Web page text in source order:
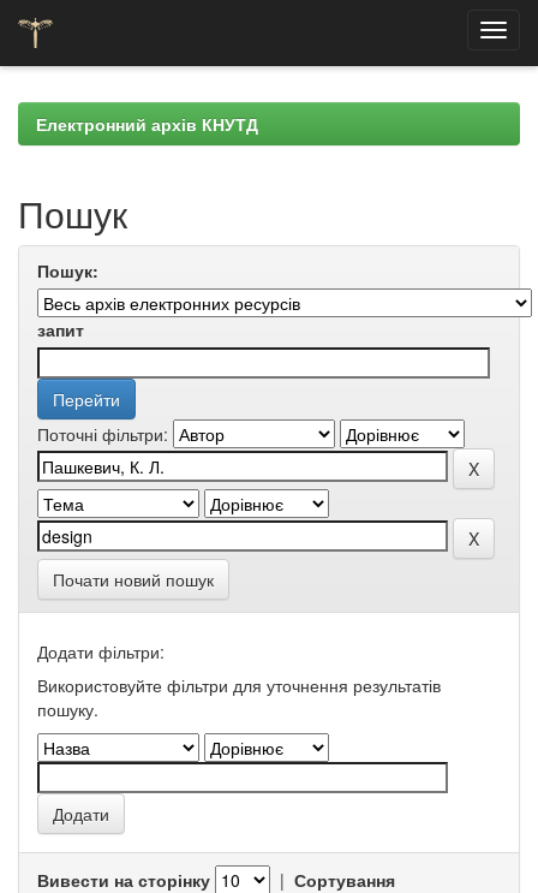
navigationЕлектронний архів КНУТД
Пошук
Пошук:
запит
Поточні фільтри:
Почати новий пошук
Додати фільтри:
Використовуйте фільтри для уточнення результатів
пошуку.
Вивести на сторінку | Сортування